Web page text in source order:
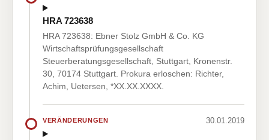
HRA 723638
HRA 723638: Ebner Stolz GmbH & Co. KG
Wirtschaftsprüfungsgesellschaft
Steuerberatungsgesellschaft, Stuttgart, Kronenstr.
30, 70174 Stuttgart. Prokura erloschen: Richter,
Achim, Uetersen, *XX.XX.XXXX.
VERÄNDERUNGEN 30.01.2019